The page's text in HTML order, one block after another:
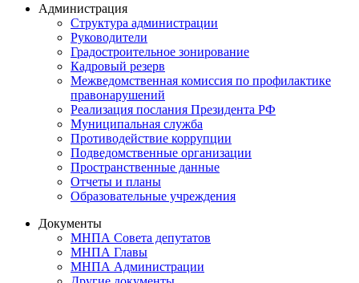
Администрация
Структура администрации
Руководители
Градостроительное зонирование
Кадровый резерв
Межведомственная комиссия по профилактике
правонарушений
Реализация послания Президента РФ
Муниципальная служба
Противодействие коррупции
Подведомственные организации
Пространственные данные
Отчеты и планы
Образовательные учреждения
Документы
МНПА Совета депутатов
МНПА Главы
МНПА Администрации